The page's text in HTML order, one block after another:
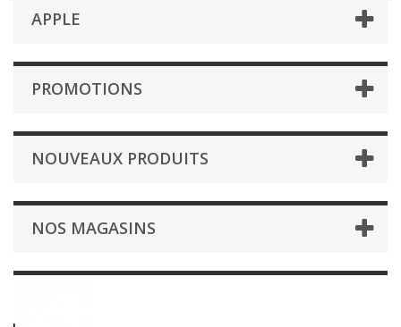
APPLE
PROMOTIONS
NOUVEAUX PRODUITS
NOS MAGASINS